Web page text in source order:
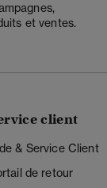
et ventes.
client
& Service Client
de retour